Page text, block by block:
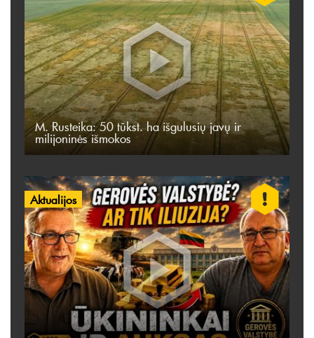
M. Rusteika: 50 tūkst. ha išgulusių javų ir
milijoninės išmokos
Aktualijos